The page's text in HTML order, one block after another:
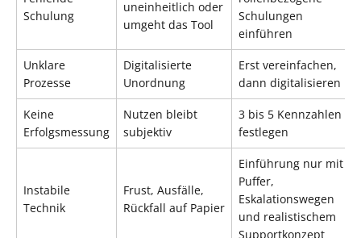
Schulung
uneinheitlich oder
umgeht das Tool
Schulungen
einführen
Unklare
Prozesse
Digitalisierte
Unordnung
Erst vereinfachen,
dann digitalisieren
Keine
Erfolgsmessung
Nutzen bleibt
subjektiv
3 bis 5 Kennzahlen
festlegen
Instabile
Technik
Frust, Ausfälle,
Rückfall auf Papier
Einführung nur mit
Puffer,
Eskalationswegen
und realistischem
Supportkonzept